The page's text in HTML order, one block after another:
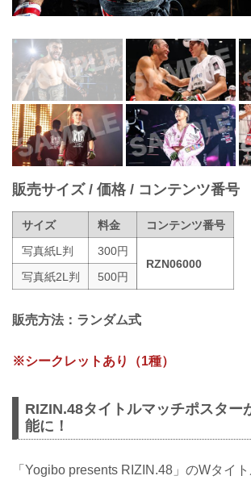
販売サイズ / 価格 / コンテンツ番号
サイズ 料金
コンテンツ番号
写真紙L判
300円
RZN06000
写真紙2L判
500円
販売方法：ランダム式
※シークレットあり（1種）
RIZIN.48タイトルマッチポスター
能に！
「Yogibo presents RIZIN.48」のWタイ